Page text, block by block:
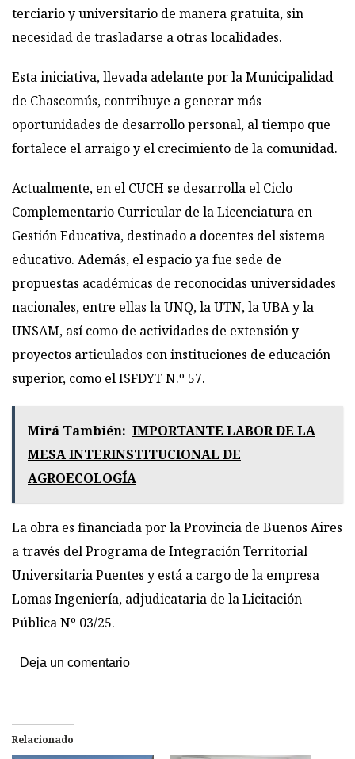
terciario y universitario de manera gratuita, sin
necesidad de trasladarse a otras localidades.
Esta iniciativa, llevada adelante por la Municipalidad
de Chascomús, contribuye a generar más
oportunidades de desarrollo personal, al tiempo que
fortalece el arraigo y el crecimiento de la comunidad.
Actualmente, en el CUCH se desarrolla el Ciclo
Complementario Curricular de la Licenciatura en
Gestión Educativa, destinado a docentes del sistema
educativo. Además, el espacio ya fue sede de
propuestas académicas de reconocidas universidades
nacionales, entre ellas la UNQ, la UTN, la UBA y la
UNSAM, así como de actividades de extensión y
proyectos articulados con instituciones de educación
superior, como el ISFDYT N.º 57.
Mirá También: IMPORTANTE LABOR DE LA
MESA INTERINSTITUCIONAL DE
AGROECOLOGÍA
La obra es financiada por la Provincia de Buenos Aires
a través del Programa de Integración Territorial
Universitaria Puentes y está a cargo de la empresa
Lomas Ingeniería, adjudicataria de la Licitación
Pública Nº 03/25.
Deja un comentario
Relacionado